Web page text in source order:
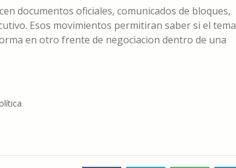
documentos oficiales, comunicados de bloques,
Esos movimientos permitiran saber si el tema
en otro frente de negociacion dentro de una